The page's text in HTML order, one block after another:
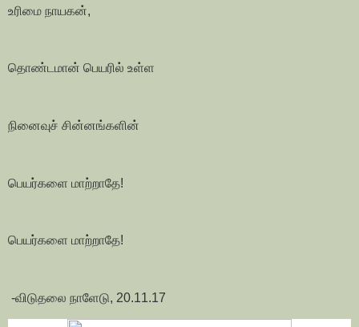
உரிமை நாயகன்,
தொண்டமான் பெயரில் உள்ள
நினைவுச் சின்னங்களின்
பெயர்களை மாற்றாதே!
பெயர்களை மாற்றாதே!
-விடுதலை நாளேடு, 20.11.17